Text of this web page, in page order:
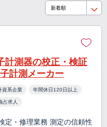
計測器の校正・検証
計測メーカー
資系企業 年間休日120日以上
占求人
定・修理業務 測定の信頼性